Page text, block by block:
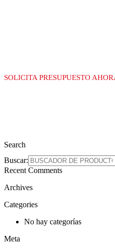
SOLICITA PRESUPUESTO
Search
Buscar:
Recent Comments
Archives
Categories
No hay categorías
Meta